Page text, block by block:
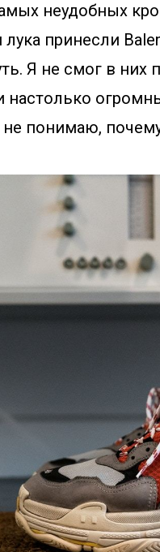
неудобных
принесли
Я не смог в них
понимаю,